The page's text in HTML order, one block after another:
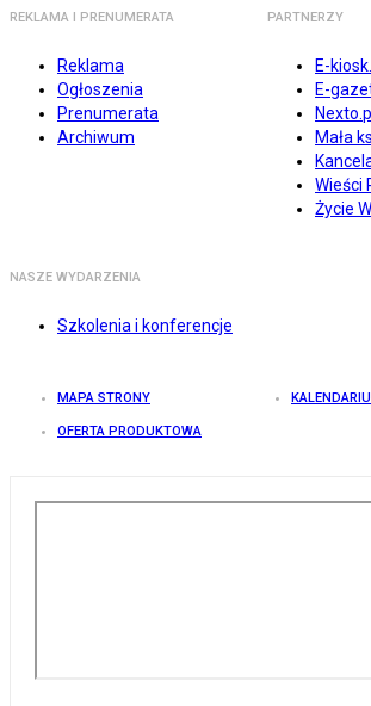
REKLAMA I PRENUMERATA
Reklama
Ogłoszenia
Prenumerata
Archiwum
PARTNERZY
E-
E-
Nexto.pl
Mała
Wieści
Życie
NASZE WYDARZENIA
Szkolenia i konferencje
MAPA STRONY
OFERTA PRODUKTOWA